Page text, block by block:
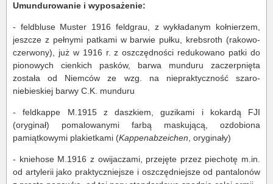
Umundurowanie i wyposażenie:
- feldbluse Muster 1916 feldgrau, z wykładanym kołnierzem,
jeszcze z pełnymi patkami w barwie pułku, krebsroth (rakowo-
czerwony), już w 1916 r. z oszczędności redukowano patki do
pionowych cienkich pasków, barwa munduru zaczerpnięta
została od Niemców ze wzg. na niepraktyczność szaro-
niebieskiej barwy C.K. munduru
- feldkappe M.1915 z daszkiem, guzikami i kokardą FJI
(oryginał) pomalowanymi farbą maskującą, ozdobiona
pamiątkowymi plakietkami (Kappenabzeichen, oryginały)
- kniehose M.1916 z owijaczami, przejęte przez piechotę m.in.
od artylerii jako praktyczniejsze i oszczędniejsze od pantalonów